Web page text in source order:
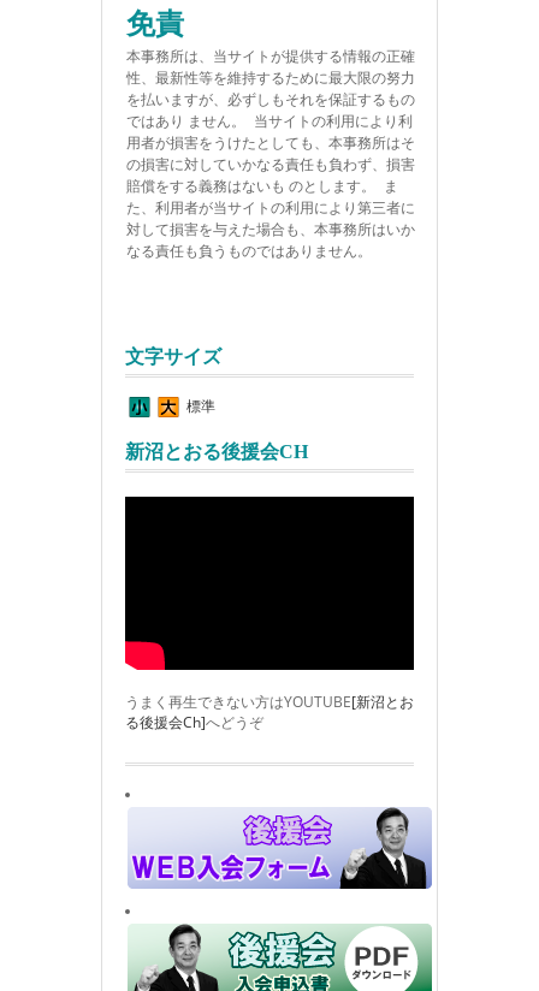
免責
本事務所は、当サイトが提供する情報の正確
性、最新性等を維持するために最大限の努力
を払いますが、必ずしもそれを保証するもの
ではあり ません。 当サイトの利用により利
用者が損害をうけたとしても、本事務所はそ
の損害に対していかなる責任も負わず、損害
賠償をする義務はないも のとします。 ま
た、利用者が当サイトの利用により第三者に
対して損害を与えた場合も、本事務所はいか
なる責任も負うものではありません。
文字サイズ
標準
新沼とおる後援会CH
うまく再生できない方はYOUTUBE[新沼とお
る後援会Ch]へどうぞ